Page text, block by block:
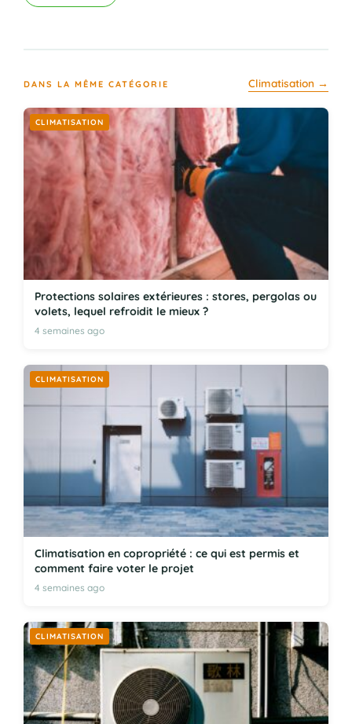
DANS LA MÊME CATÉGORIE Climatisation →
CLIMATISATION
Protections solaires extérieures : stores, pergolas ou
volets, lequel refroidit le mieux ?
4 semaines ago
CLIMATISATION
Climatisation en copropriété : ce qui est permis et
comment faire voter le projet
4 semaines ago
CLIMATISATION